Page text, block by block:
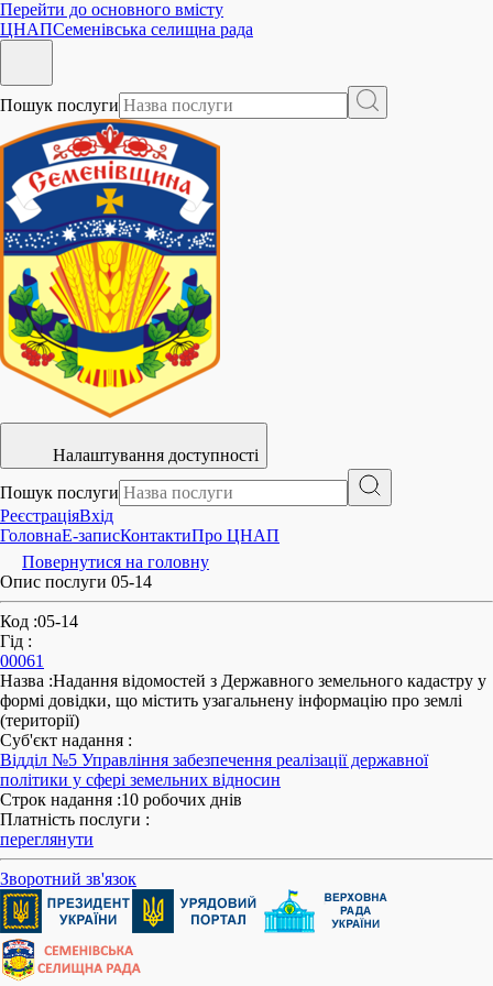
Перейти до основного вмісту
ЦНАПСеменівська селищна рада
Пошук послуги
Налаштування доступності
Пошук послуги
РеєстраціяВхід
ГоловнаE-записКонтактиПро ЦНАП
Повернутися на головну
Опис послуги 05-14
Код :05-14
Гід :
00061
Назва :Надання відомостей з Державного земельного кадастру у
формі довідки, що містить узагальнену інформацію про землі
(території)
Суб'єкт надання :
Відділ №5 Управління забезпечення реалізації державної
політики у сфері земельних відносин
Строк надання :10 робочих днів
Платність послуги :
переглянути
Зворотний зв'язок